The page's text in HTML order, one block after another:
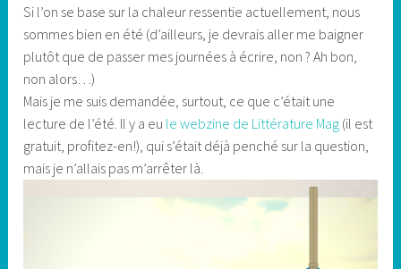
Si l’on se base sur la chaleur ressentie actuellement, nous
sommes bien en été (d’ailleurs, je devrais aller me baigner
plutôt que de passer mes journées à écrire, non ? Ah bon,
non alors…)
Mais je me suis demandée, surtout, ce que c’était une
lecture de l’été. Il y a eu le webzine de Littérature Mag (il est
gratuit, profitez-en!), qui s’était déjà penché sur la question,
mais je n’allais pas m’arrêter là.